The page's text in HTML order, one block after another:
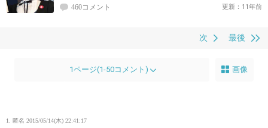
460コメント 更新：11年前
最後
次
1ページ(1-50コメント) 画像
1. 匿名 2015/05/14(木) 22:41:17